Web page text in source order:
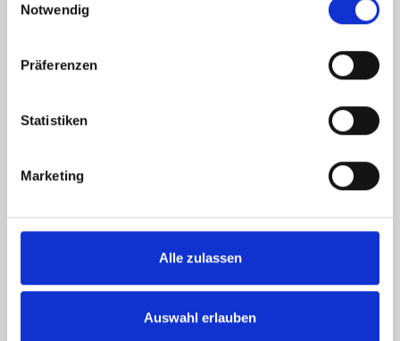
Notwendig
Präferenzen
Statistiken
Marketing
Alle zulassen
Auswahl erlauben
zu, dass meine Angaben und Daten zur Beantwortung meiner Anfrage
an info@hegerich-immobilien.de widerrufen. *